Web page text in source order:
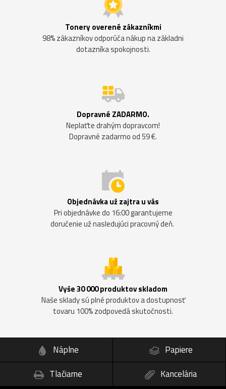
Tonery overené zákazníkmi
98% zákazníkov odporúča nákup na základni
dotazníka spokojnosti.
Dopravné ZADARMO.
Neplaťte drahým dopravcom!
Dopravné zadarmo od 59 €.
Objednávka už zajtra u vás
Pri objednávke do 16:00 garantujeme
doručenie už nasledujúci pracovný deň.
Vyše 30 000 produktov skladom
Naše sklady sú plné produktov a dostupnosť
tovaru 100% zodpovedá skutočnosti.
Náplne
Papiere
Tlačiarne
Kancelária